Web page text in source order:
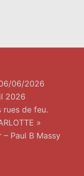
06/2026
2026
rues de feu.
»
Paul B Massy